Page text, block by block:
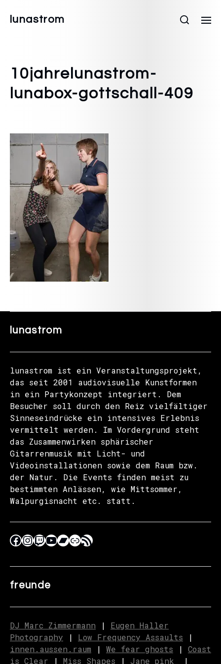
lunastrom
10jahrelunastrom-
lunabox-gottschall-409
lunastrom
lunastrom ist ein Veranstaltungsprojekt,
das seit 2001 audiovisuelle Kunstformen
in ein Partykonzept integriert. Dem
Besucher soll durch den Reiz vielfältiger
Sinneseindrücke ein intensives Erlebnis
vermittelt werden. Im Vordergrund steht
das Zusammenwirken sphärischer
Gitarrenmusik mit Licht- und
Videoinstallationen sowie dem Raum bzw.
der Natur. Die Events finden meist zu
bestimmten Anlässen, wie Mittsommer,
Walpurgisnacht etc. statt.
freunde
DJ Marc Zimmermann | Eugen Haller
Photography | Low Frequency Assaults |
innen.aussen.raum | We fear ghosts | Coast
is Clear | Miss Shapes | Jane_pink_ |